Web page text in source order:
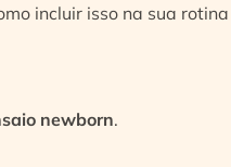
incluir isso na sua rotina
newborn.